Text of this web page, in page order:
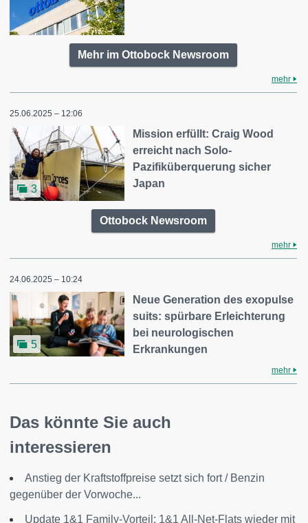
Mehr im Ottobock Newsroom
mehr
25.06.2025 – 12:06
3
Mission erfüllt: Craig Wood
erreicht nach Solo-
Pazifiküberquerung sicher
Japan
Ottobock Newsroom
mehr
24.06.2025 – 10:24
5
Neue Generation des exopulse
suits: spürbare Erleichterung
bei neurologischen
Erkrankungen
mehr
Das könnte Sie auch
interessieren
Anstieg der Kraftstoffpreise setzt sich fort / Benzin
gegenüber der Vorwoche...
Update 1&1 Family-Vorteil: 1&1 All-Net-Flats wieder mit